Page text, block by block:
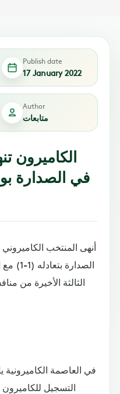
Publish date
17 January 2022
Author
متابعات
الكاميرون
في الصدارة
أنهى المنتخب
الثالثة الأخيرة من
في العاصمة الكاميرونية